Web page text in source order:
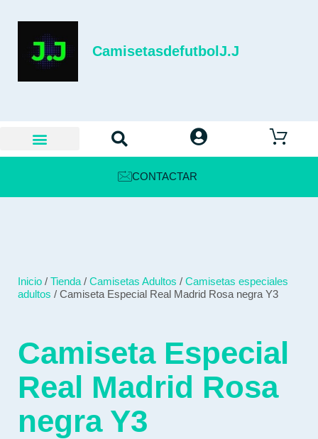
CamisetasdefutbolJ.J
CONTACTAR
Inicio / Tienda / Camisetas Adultos / Camisetas especiales
adultos / Camiseta Especial Real Madrid Rosa negra Y3
Camiseta Especial
Real Madrid Rosa
negra Y3